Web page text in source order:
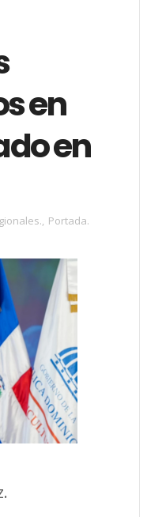
en
en
, Portada.